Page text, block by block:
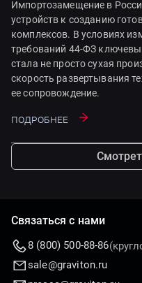
Импортозамещение в
устройств к созданию
комплексов. В условиях
требований 44-ФЗ
стала не просто сухая
скорость развертывания
ее сопровождение.
Подробнее
Связаться с нами
8 (800) 500-88-86
sale@graviton.ru